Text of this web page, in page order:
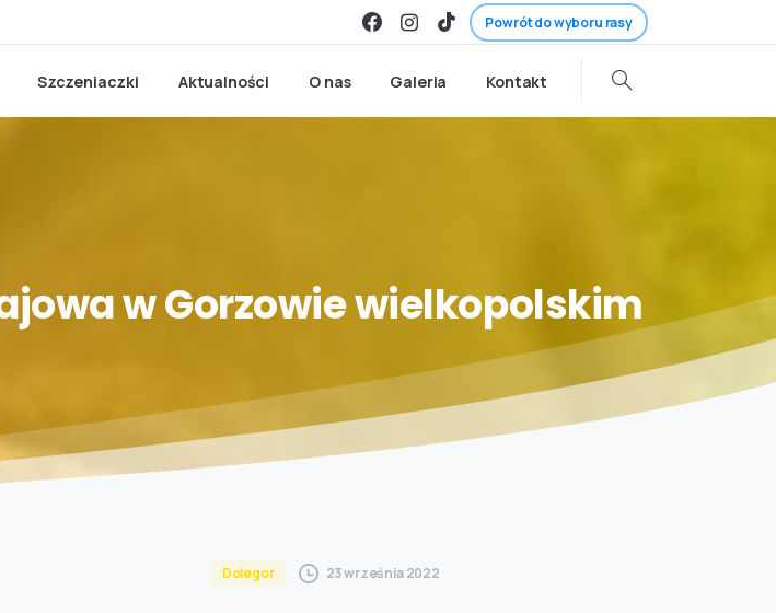
Powrót do wyboru rasy
Szczeniaczki Aktualności O nas Galeria Kontakt
wGorzowiewielkopolskim
Dolegor 23 września 2022